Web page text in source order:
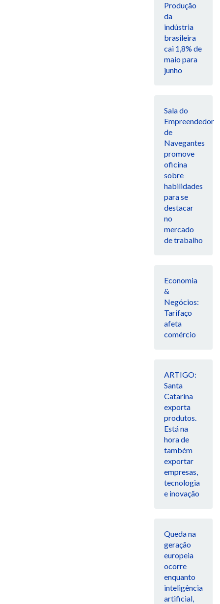
Produção
da
indústria
brasileira
cai 1,8% de
maio para
junho
Sala do
Empreendedor
de
Navegantes
promove
oficina
sobre
habilidades
para se
destacar
no
mercado
de trabalho
Economia
&
Negócios:
Tarifaço
afeta
comércio
ARTIGO:
Santa
Catarina
exporta
produtos.
Está na
hora de
também
exportar
empresas,
tecnologia
e inovação
Queda na
geração
europeia
ocorre
enquanto
inteligência
artificial,